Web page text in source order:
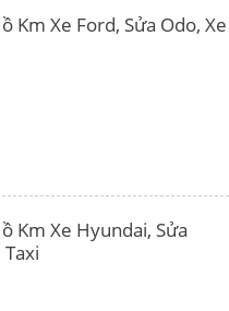
Km Xe Ford, Sửa Odo, Xe
Km Xe Hyundai, Sửa
Taxi